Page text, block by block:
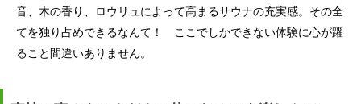
音、木の香り、ロウリュによって高まるサウナの充実感。その全
てを独り占めできるなんて！ ここでしかできない体験に心が躍
ること間違いありません。